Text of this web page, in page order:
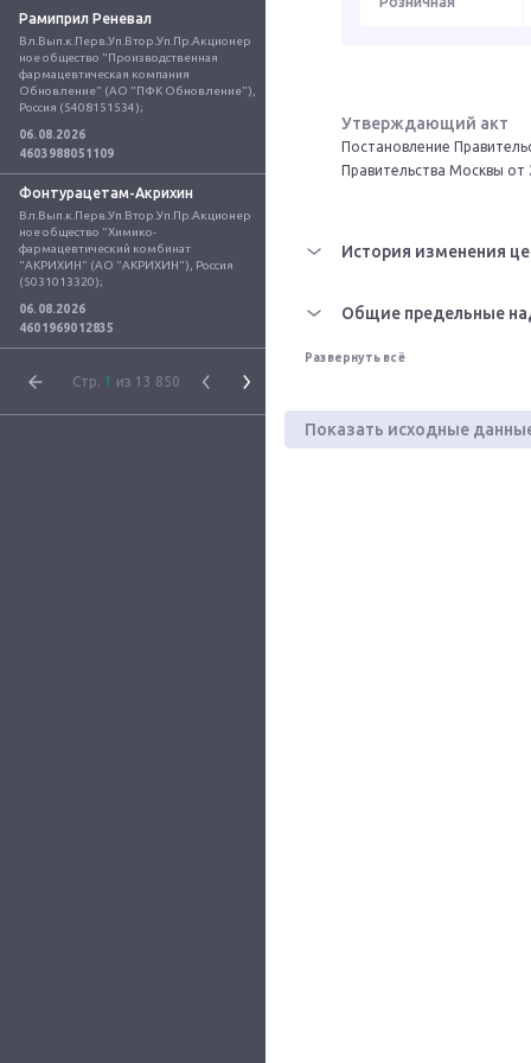
Рамиприл Реневал
Вл.Вып.к.Перв.Уп.Втор.Уп.Пр.Акционер
ное общество "Производственная
фармацевтическая компания
Обновление" (АО "ПФК Обновление"),
Россия (5408151534);
06.08.2026
4603988051109
Фонтурацетам-Акрихин
Вл.Вып.к.Перв.Уп.Втор.Уп.Пр.Акционер
ное общество "Химико-
фармацевтический комбинат
"АКРИХИН" (АО "АКРИХИН"), Россия
(5031013320);
06.08.2026
4601969012835
Стр. 1 из 13 850
Утверждающий акт
Постановление
Правительства Москвы
История изменения
Общие предельные
Развернуть всё
Показать исходные